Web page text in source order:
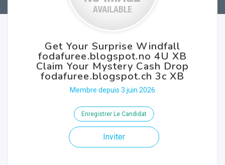
Get Your Surprise Windfall
fodafuree.blogspot.no 4U XB
Claim Your Mystery Cash Drop
fodafuree.blogspot.ch 3c XB
Membre depuis 3 juin 2026
Enregistrer Le Candidat
Inviter